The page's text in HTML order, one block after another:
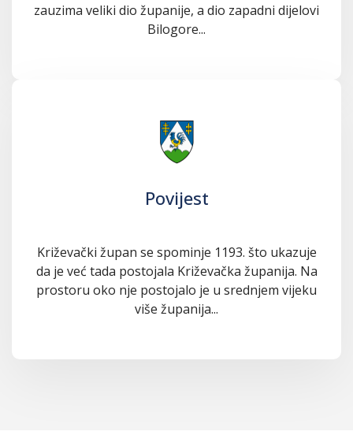
zauzima veliki dio županije, a dio zapadni dijelovi
Bilogore...
Povijest
Križevački župan se spominje 1193. što ukazuje
da je već tada postojala Križevačka županija. Na
prostoru oko nje postojalo je u srednjem vijeku
više županija...